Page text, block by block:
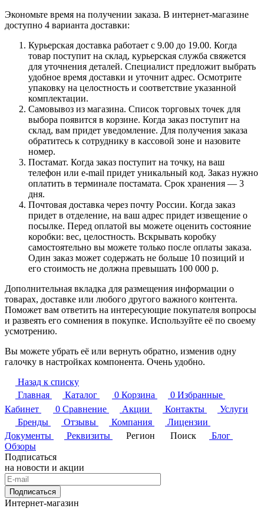
Экономьте время на получении заказа. В интернет-магазине
доступно 4 варианта доставки:
Курьерская доставка работает с 9.00 до 19.00. Когда
товар поступит на склад, курьерская служба свяжется
для уточнения деталей. Специалист предложит выбрать
удобное время доставки и уточнит адрес. Осмотрите
упаковку на целостность и соответствие указанной
комплектации.
Самовывоз из магазина. Список торговых точек для
выбора появится в корзине. Когда заказ поступит на
склад, вам придет уведомление. Для получения заказа
обратитесь к сотруднику в кассовой зоне и назовите
номер.
Постамат. Когда заказ поступит на точку, на ваш
телефон или e-mail придет уникальный код. Заказ нужно
оплатить в терминале постамата. Срок хранения — 3
дня.
Почтовая доставка через почту России. Когда заказ
придет в отделение, на ваш адрес придет извещение о
посылке. Перед оплатой вы можете оценить состояние
коробки: вес, целостность. Вскрывать коробку
самостоятельно вы можете только после оплаты заказа.
Один заказ может содержать не больше 10 позиций и
его стоимость не должна превышать 100 000 р.
Дополнительная вкладка для размещения информации о
товарах, доставке или любого другого важного контента.
Поможет вам ответить на интересующие покупателя вопросы
и развеять его сомнения в покупке. Используйте её по своему
усмотрению.
Вы можете убрать её или вернуть обратно, изменив одну
галочку в настройках компонента. Очень удобно.
Назад к списку
Главная
Каталог 0 Корзина 0 Избранные
Кабинет
0 Сравнение Акции Контакты
Услуги
Бренды
Отзывы Компания
Лицензии
Документы
Реквизиты Регион Поиск
Блог
Обзоры
Подписаться
на новости и акции
Подписаться
Интернет-магазин